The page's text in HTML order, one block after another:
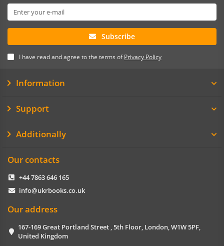
Subscribe
I have read and agree to the terms ofPrivacy Policy
Information
Support
Additionally
Our contacts
+44 7863 646 165
info@ukrbooks.co.uk
Our address
167-169 Great Portland Street , 5th Floor, London, W1W 5PF,
United Kingdom